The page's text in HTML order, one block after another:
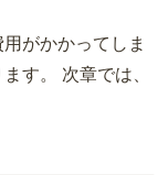
がかかってしま
す。 次章では、